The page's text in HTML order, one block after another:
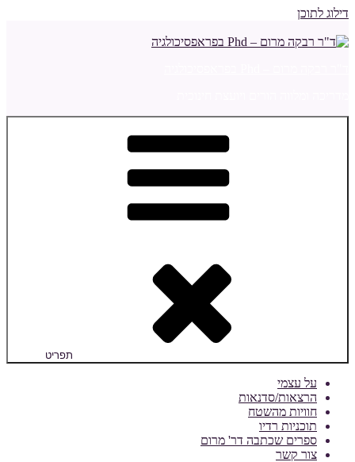
דילוג לתוכן
תפריט
על עצמי
הרצאות/סדנאות
חוויות מהשטח
תוכניות רדיו
ספרים שכתבה דר' מרום
צור קשר